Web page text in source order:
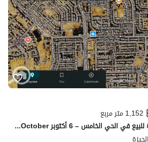
1,152 متر مربع
باقل اجمالي عمارة مميزة للبيع في الحي الخامس – 6 أكتوبر 5th District – 6th of October استلام فوري - موقع مميز بالقرب من أهم المحاور والخدمات